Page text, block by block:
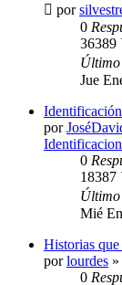
por
0
36389
Último
Jue
Identificación
por
0
18387
Último
Mié
Historias que
porlourdes »
0